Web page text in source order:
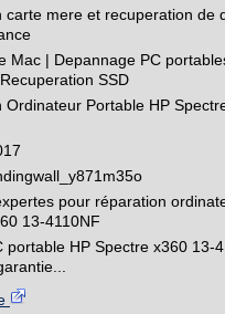
carte mere et recuperation de
Mac | Depannage PC
SSD
Ordinateur Portable HP
pour réparation
13-4110NF
portable HP Spectre x360 13-